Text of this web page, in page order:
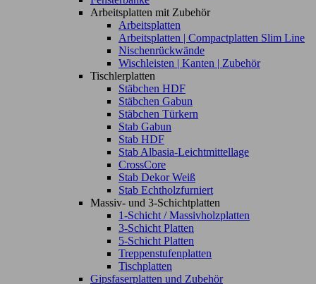
Arbeitsplatten mit Zubehör
Arbeitsplatten
Arbeitsplatten | Compactplatten Slim Line
Nischenrückwände
Wischleisten | Kanten | Zubehör
Tischlerplatten
Stäbchen HDF
Stäbchen Gabun
Stäbchen Türkern
Stab Gabun
Stab HDF
Stab Albasia-Leichtmittellage
CrossCore
Stab Dekor Weiß
Stab Echtholzfurniert
Massiv- und 3-Schichtplatten
1-Schicht / Massivholzplatten
3-Schicht Platten
5-Schicht Platten
Treppenstufenplatten
Tischplatten
Gipsfaserplatten und Zubehör